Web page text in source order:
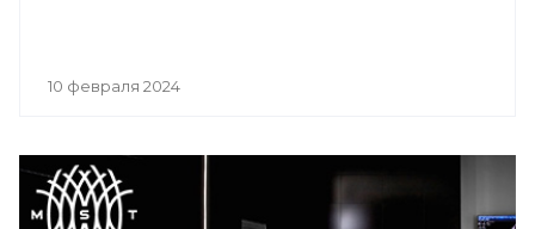
10 февраля 2024